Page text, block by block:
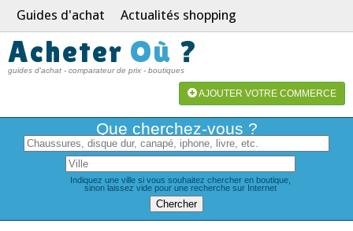
Guides d'achat Actualités shopping
Acheter Où ?
guides d'achat - comparateur de prix - boutiques
AJOUTER VOTRE COMMERCE
Que cherchez-vous ?
Indiquez une ville si vous souhaitez chercher en boutique,
sinon laissez vide pour une recherche sur Internet